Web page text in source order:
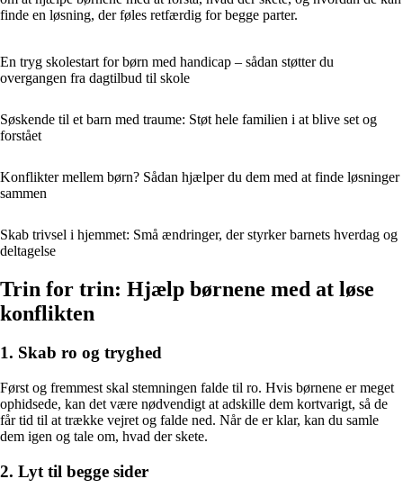
finde en løsning, der føles retfærdig for begge parter.
En tryg skolestart for børn med handicap – sådan støtter du
overgangen fra dagtilbud til skole
Søskende til et barn med traume: Støt hele familien i at blive set og
forstået
Konflikter mellem børn? Sådan hjælper du dem med at finde løsninger
sammen
Skab trivsel i hjemmet: Små ændringer, der styrker barnets hverdag og
deltagelse
Trin for trin: Hjælp børnene med at løse
konflikten
1. Skab ro og tryghed
Først og fremmest skal stemningen falde til ro. Hvis børnene er meget
ophidsede, kan det være nødvendigt at adskille dem kortvarigt, så de
får tid til at trække vejret og falde ned. Når de er klar, kan du samle
dem igen og tale om, hvad der skete.
2. Lyt til begge sider